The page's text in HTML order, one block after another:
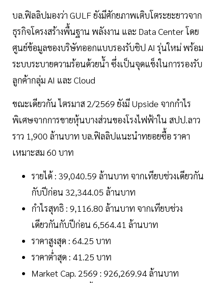
บล.ฟิลลิปมองว่า GULF ยังมีศักยภาพเติบโตระยะยาวจาก
ธุรกิจโครงสร้างพื้นฐาน พลังงาน และ Data Center โดย
ศูนย์ข้อมูลของบริษัทออกแบบรองรับชิป AI รุ่นใหม่ พร้อม
ระบบระบายความร้อนด้วยน้ำ ซึ่งเป็นจุดแข็งในการรองรับ
ลูกค้ากลุ่ม AI และ Cloud
ขณะเดียวกัน ไตรมาส 2/2569 ยังมี Upside จากกำไร
พิเศษจากการขายหุ้นบางส่วนของโรงไฟฟ้าใน สปป.ลาว
ราว 1,900 ล้านบาท บล.ฟิลลิปแนะนำทยอยซื้อ ราคา
เหมาะสม 60 บาท
รายได้ : 39,040.59 ล้านบาท จากเทียบช่วงเดียวกัน
กับปีก่อน 32,344.05 ล้านบาท
กำไรสุทธิ : 9,116.80 ล้านบาท จากเทียบช่วง
เดียวกันกับปีก่อน 6,564.41 ล้านบาท
ราคาสูงสุด : 64.25 บาท
ราคาต่ำสุด : 41.25 บาท
Market Cap. 2569 : 926,269.94 ล้านบาท